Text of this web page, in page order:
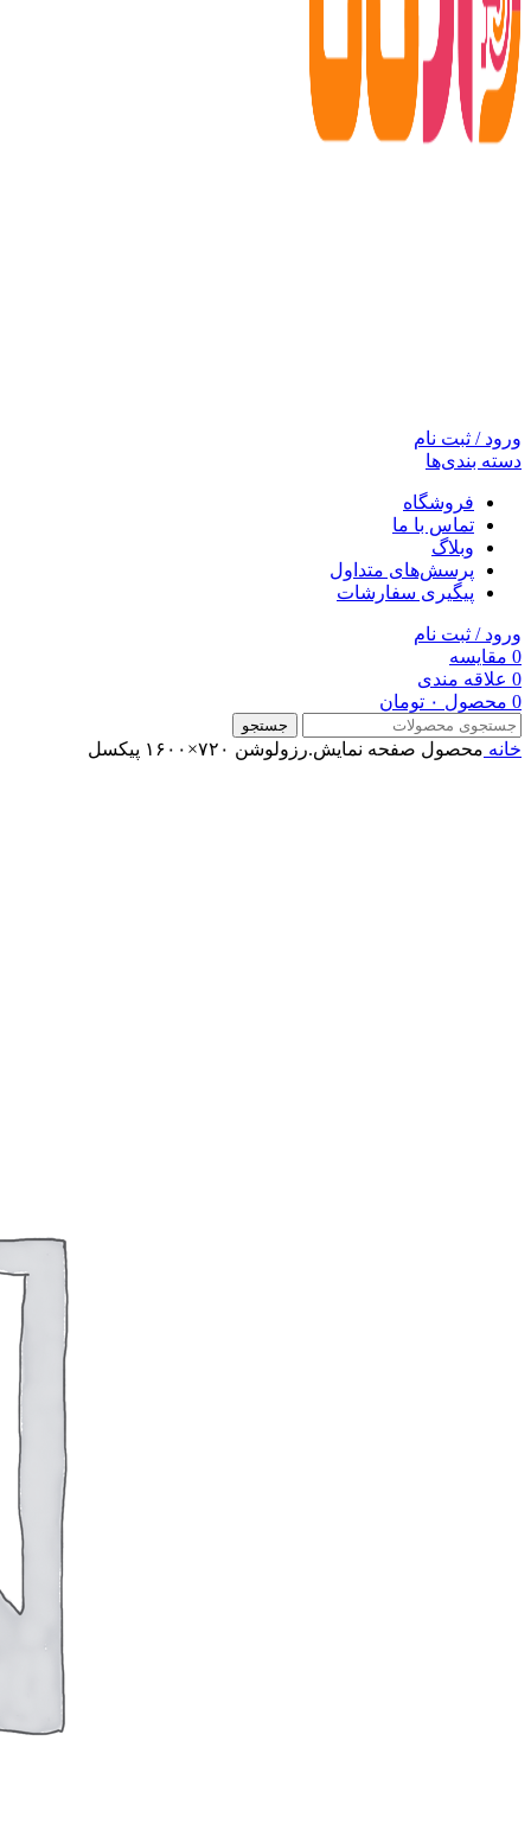
ورود / ثبت نام
دسته بندی‌ها
فروشگاه
تماس با ما
وبلاگ
پرسش‌های متداول
پیگیری سفارشات
ورود / ثبت نام
0 مقایسه
0 علاقه مندی
0 محصول ۰ تومان
جستجو
خانه محصول صفحه نمايش.رزولوشن ۷۲۰×۱۶۰۰ پیکسل